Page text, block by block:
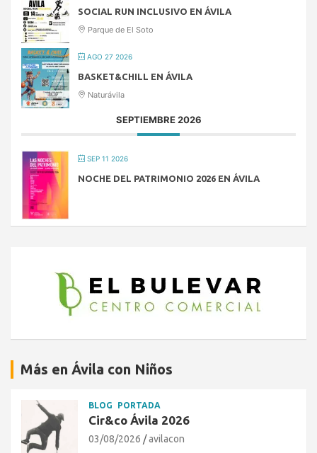
SOCIAL RUN INCLUSIVO EN ÁVILA
Parque de El Soto
AGO 27 2026
BASKET&CHILL EN ÁVILA
Naturávila
SEPTIEMBRE 2026
SEP 11 2026
NOCHE DEL PATRIMONIO 2026 EN ÁVILA
Más en Ávila con Niños
BLOG PORTADA
Cir&co Ávila 2026
03/08/2026 avilacon